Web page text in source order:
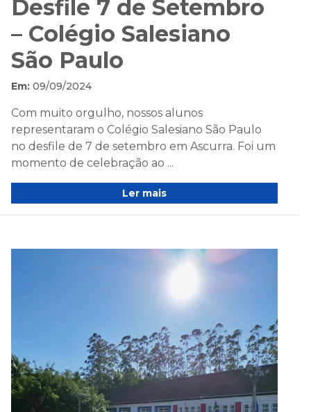
Desfile 7 de Setembro
– Colégio Salesiano
São Paulo
Em: 09/09/2024
Com muito orgulho, nossos alunos
representaram o Colégio Salesiano São Paulo
no desfile de 7 de setembro em Ascurra. Foi um
momento de celebração ao ...
Ler mais